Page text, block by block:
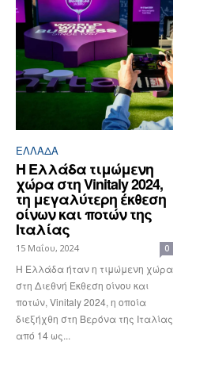
ΕΛΛΆΔΑ
H Ελλάδα τιμώμενη
χώρα στη Vinitaly 2024,
τη μεγαλύτερη έκθεση
οίνων και ποτών της
Ιταλίας
15 Μαΐου, 2024 0
Η Ελλάδα ήταν η τιμώμενη χώρα
στη Διεθνή Έκθεση οίνου και
ποτών, Vinitaly 2024, η οποία
διεξήχθη στη Βερόνα της Ιταλίας
από 14 ως...